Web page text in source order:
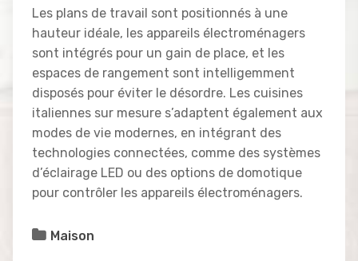
Les plans de travail sont positionnés à une
hauteur idéale, les appareils électroménagers
sont intégrés pour un gain de place, et les
espaces de rangement sont intelligemment
disposés pour éviter le désordre. Les cuisines
italiennes sur mesure s’adaptent également aux
modes de vie modernes, en intégrant des
technologies connectées, comme des systèmes
d’éclairage LED ou des options de domotique
pour contrôler les appareils électroménagers.
Maison